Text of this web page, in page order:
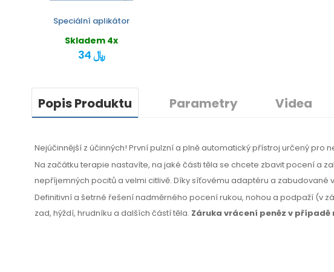
Speciální aplikátor
Skladem 4x
34 ﷼
Popis Produktu Parametry Videa
Nejúčinnější z účinných! První pulzní a plně automatický přístroj určený pro
Na začátku terapie nastavíte, na jaké části těla se chcete zbavit pocení a
nepříjemných pocitů a velmi citlivě. Díky síťovému adaptéru a zabudované
Definitivní a šetrné řešení nadměrného pocení rukou, nohou a podpaží (v
zad, hýždí, hrudníku a dalších částí těla. Záruka vrácení peněz v případě